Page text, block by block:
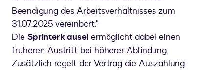
Beendigung des Arbeitsverhältnisses zum
31.07.2025 vereinbart."
Die Sprinterklausel ermöglicht dabei einen
früheren Austritt bei höherer Abfindung.
Zusätzlich regelt der Vertrag die Auszahlung